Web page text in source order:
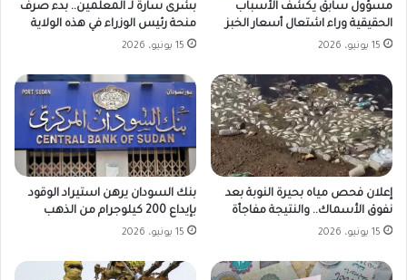
مسؤول سابق يكشف الأسباب
الحقيقية وراء اشتعال أسعار الخبز
15 يونيو، 2026
بشرى سارة لـ المعلمين.. بدء صرف
منحة رئيس الوزراء في هذه الولاية
15 يونيو، 2026
إعلان فحص مياه بحيرة النوبة بعد
نفوق الأسماك.. والنتيجة مفاجأة
15 يونيو، 2026
بنك السودان يرهن استيراد الوقود
بإيداع 200 كيلوجرام من الذهب
15 يونيو، 2026